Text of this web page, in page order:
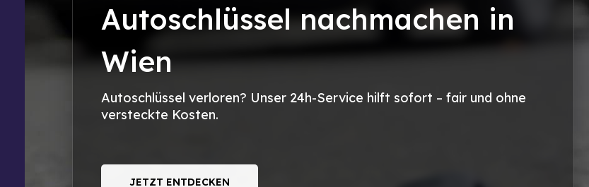
Autoschlüssel nachmachen in
Wien
Autoschlüssel verloren? Unser 24h-Service hilft sofort – fair und ohne
versteckte Kosten.
JETZT ENTDECKEN